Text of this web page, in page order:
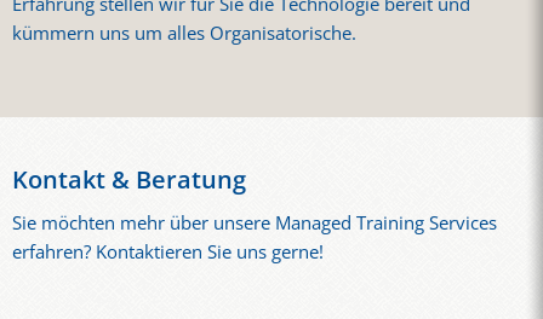
kümmern uns um alles Organisatorische.
Kontakt & Beratung
Sie möchten mehr über unsere Managed Training Services
erfahren? Kontaktieren Sie uns gerne!